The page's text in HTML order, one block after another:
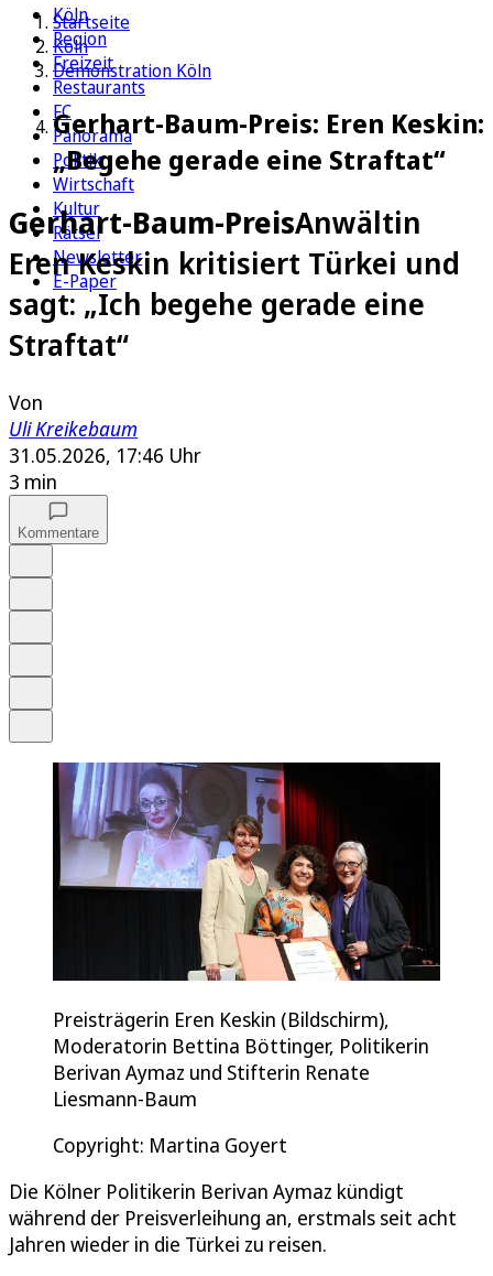
Köln
Region
Freizeit
Restaurants
FC
Panorama
Politik
Wirtschaft
Kultur
Rätsel
Newsletter
E-Paper
Startseite
Köln
Demonstration Köln
Gerhart-Baum-Preis: Eren Keskin:
„Begehe gerade eine Straftat“
Gerhart-Baum-PreisAnwältin
Eren Keskin kritisiert Türkei und
sagt: „Ich begehe gerade eine
Straftat“
Von
Uli Kreikebaum
31.05.2026, 17:46 Uhr
3 min
Kommentare
Preisträgerin Eren Keskin (Bildschirm),
Moderatorin Bettina Böttinger, Politikerin
Berivan Aymaz und Stifterin Renate
Liesmann-Baum
Copyright: Martina Goyert
Die Kölner Politikerin Berivan Aymaz kündigt
während der Preisverleihung an, erstmals seit acht
Jahren wieder in die Türkei zu reisen.